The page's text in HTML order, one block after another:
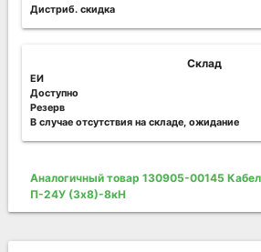
Дистриб. скидка
Склад
ЕИ
Доступно
Резерв
В случае отсутствия на складе, ожидание
Аналогичный товар 130905-00145
П-24У (3х8)-8кН